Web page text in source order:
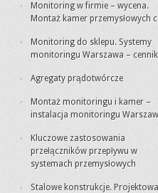
Monitoring w firmie – wycena.
Montaż kamer przemysłowych
Monitoring do sklepu. Systemy
monitoringu Warszawa – cennik
Agregaty prądotwórcze
Montaż monitoringu i kamer –
instalacja monitoringu
Kluczowe zastosowania
przełączników przepływu w
systemach przemysłowych
Stalowe konstrukcje.